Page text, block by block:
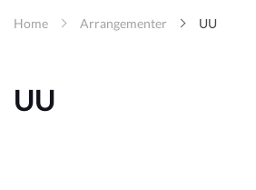
Turisme
Home Arrangementer UU
UU